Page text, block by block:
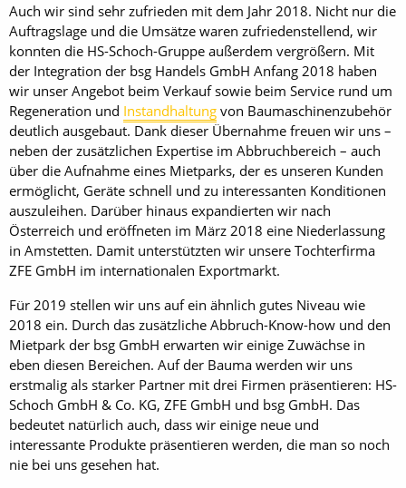
Auch wir sind sehr zufrieden mit dem Jahr 2018. Nicht nur die
Auftragslage und die Umsätze waren zufriedenstellend, wir
konnten die HS-Schoch-Gruppe außerdem vergrößern. Mit
der Integration der bsg Handels GmbH Anfang 2018 haben
wir unser Angebot beim Verkauf sowie beim Service rund um
Regeneration und Instandhaltung von Baumaschinenzubehör
deutlich ausgebaut. Dank dieser Übernahme freuen wir uns –
neben der zusätzlichen Expertise im Abbruchbereich – auch
über die Aufnahme eines Mietparks, der es unseren Kunden
ermöglicht, Geräte schnell und zu interessanten Konditionen
auszuleihen. Darüber hinaus expandierten wir nach
Österreich und eröffneten im März 2018 eine Niederlassung
in Amstetten. Damit unterstützten wir unsere Tochterfirma
ZFE GmbH im internationalen Exportmarkt.
Für 2019 stellen wir uns auf ein ähnlich gutes Niveau wie
2018 ein. Durch das zusätzliche Abbruch-Know-how und den
Mietpark der bsg GmbH erwarten wir einige ­Zuwächse in
eben diesen Bereichen. Auf der Bauma werden wir uns
erstmalig als starker Partner mit drei Firmen präsentieren: HS-
Schoch GmbH & Co. KG, ZFE GmbH und bsg GmbH. Das
bedeutet natürlich auch, dass wir einige neue und
interessante Produkte präsentieren werden, die man so noch
nie bei uns gesehen hat.